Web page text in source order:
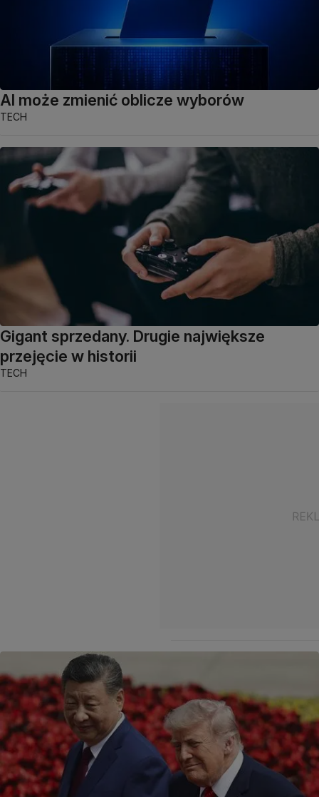
AI może zmienić oblicze wyborów
TECH
Gigant sprzedany. Drugie największe
przejęcie w historii
TECH